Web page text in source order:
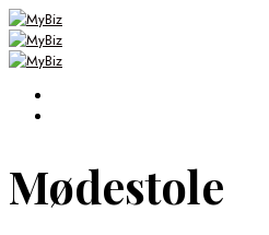
Mødestole